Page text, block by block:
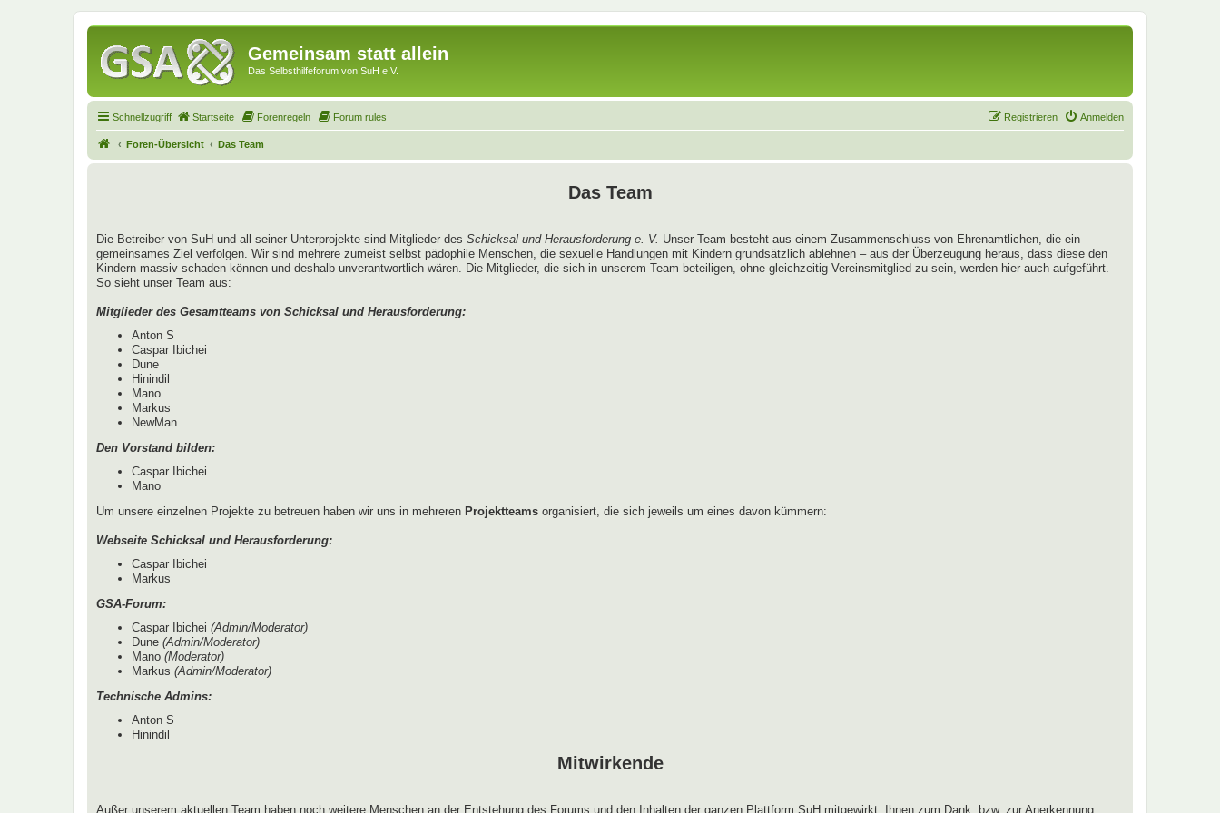
Gemeinsam statt allein
Das Selbsthilfeforum von SuH e.V.
Schnellzugriff Startseite Forenregeln Forum rules Anmelden
Registrieren
Foren-Übersicht Das Team
Das Team
Die Betreiber von SuH und all seiner Unterprojekte sind Mitglieder des Schicksal und Herausforderung e. V. Unser Team besteht aus einem Zusammenschluss von Ehrenamtlichen, die ein
gemeinsames Ziel verfolgen. Wir sind mehrere zumeist selbst pädophile Menschen, die sexuelle Handlungen mit Kindern grundsätzlich ablehnen – aus der Überzeugung heraus, dass diese den
Kindern massiv schaden können und deshalb unverantwortlich wären. Die Mitglieder, die sich in unserem Team beteiligen, ohne gleichzeitig Vereinsmitglied zu sein, werden hier auch aufgeführt.
So sieht unser Team aus:
Mitglieder des Gesamtteams von Schicksal und Herausforderung:
Anton S
Caspar Ibichei
Dune
Hinindil
Mano
Markus
NewMan
Den Vorstand bilden:
Caspar Ibichei
Mano
Um unsere einzelnen Projekte zu betreuen haben wir uns in mehreren Projektteams organisiert, die sich jeweils um eines davon kümmern:
Webseite Schicksal und Herausforderung:
Caspar Ibichei
Markus
GSA-Forum:
Caspar Ibichei (Admin/Moderator)
Dune (Admin/Moderator)
Mano (Moderator)
Markus (Admin/Moderator)
Technische Admins:
Anton S
Hinindil
Mitwirkende
Außer unserem aktuellen Team haben noch weitere Menschen an der Entstehung des Forums und den Inhalten der ganzen Plattform SuH mitgewirkt. Ihnen zum Dank, bzw. zur Anerkennung,